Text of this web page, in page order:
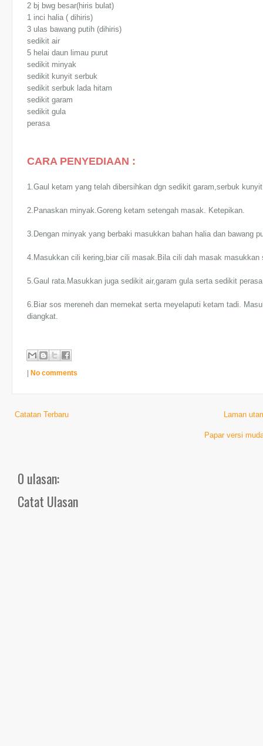
2 bj bwg besar(hiris bulat)
1 inci halia ( dihiris)
3 ulas bawang putih (dihiris)
sedikit air
5 helai daun limau purut
sedikit minyak
sedikit kunyit serbuk
sedikit serbuk lada hitam
sedikit garam
sedikit gula
perasa
CARA PENYEDIAAN :
1.Gaul ketam yang telah dibersihkan dgn sedikit garam,serbuk
2.Panaskan minyak.Goreng ketam setengah masak. Ketepikan.
3.Dengan minyak yang berbaki masukkan bahan halia dan bawang
4.Masukkan cili kering,biar cili masak.Bila cili dah masak
5.Gaul rata.Masukkan juga sedikit air,garam gula serta sedikit
6.Biar sos mereneh dan memekat serta meyelaputi ketam tadi.
diangkat.
No comments
Catatan Terbaru Laman
Papar versi
0 ulasan:
Catat Ulasan